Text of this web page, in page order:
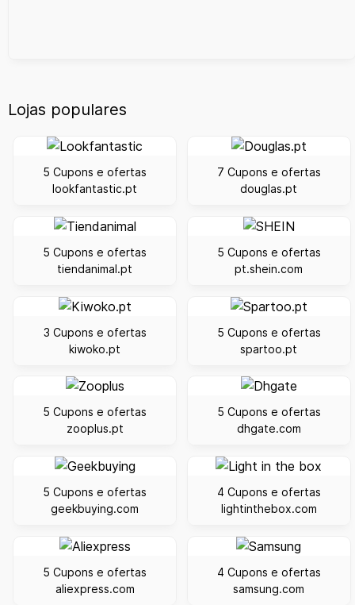
Lojas populares
5 Cupons e ofertas
lookfantastic.pt
7 Cupons e ofertas
douglas.pt
5 Cupons e ofertas
tiendanimal.pt
5 Cupons e ofertas
pt.shein.com
3 Cupons e ofertas
kiwoko.pt
5 Cupons e ofertas
spartoo.pt
5 Cupons e ofertas
zooplus.pt
5 Cupons e ofertas
dhgate.com
5 Cupons e ofertas
geekbuying.com
4 Cupons e ofertas
lightinthebox.com
5 Cupons e ofertas
aliexpress.com
4 Cupons e ofertas
samsung.com